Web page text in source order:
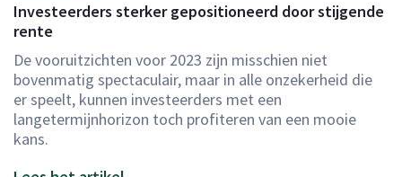
Investeerders sterker gepositioneerd door stijgende
rente
De vooruitzichten voor 2023 zijn misschien niet
bovenmatig spectaculair, maar in alle onzekerheid die
er speelt, kunnen investeerders met een
langetermijnhorizon toch profiteren van een mooie
kans.